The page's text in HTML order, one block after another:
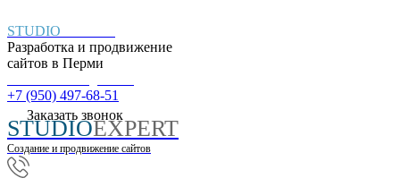
STUDIO
Разработка и продвижение
сайтов в Перми
+7 (950) 497-68-51
Заказать звонок
STUDIOEXPERT
Создание и продвижение сайтов